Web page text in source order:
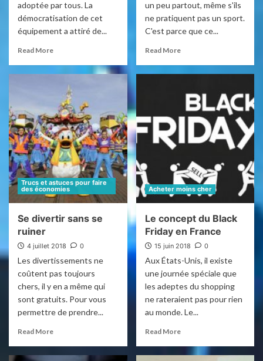
adoptée par tous. La
démocratisation de cet
équipement a attiré de...
Read More
un peu partout, même s'ils
ne pratiquent pas un sport.
C'est parce que ce...
Read More
Trucs et astuces pour faire
des économies
Se divertir sans se
ruiner
4 juillet 2018 0
Les divertissements ne
coûtent pas toujours
chers, il y en a même qui
sont gratuits. Pour vous
permettre de prendre...
Read More
Acheter moins cher
Le concept du Black
Friday en France
15 juin 2018 0
Aux États-Unis, il existe
une journée spéciale que
les adeptes du shopping
ne rateraient pas pour rien
au monde. Le...
Read More